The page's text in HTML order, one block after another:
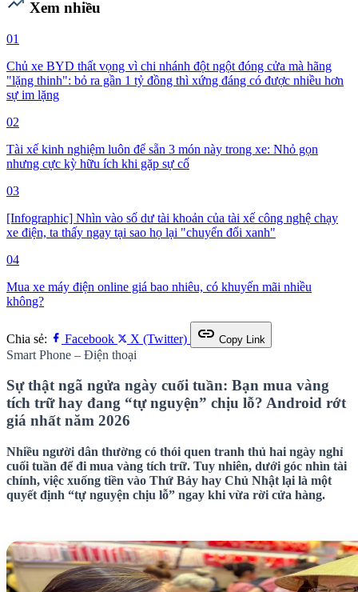
Xem nhiều
01
Chủ xe BYD thất vọng vì chi nhánh đột ngột đóng cửa mà hãng
"lặng thinh": bỏ ra gần 1 tỷ đồng thì xứng đáng có được nhiều hơn
sự im lặng
02
Tài xế kinh nghiệm luôn để sẵn 3 món này trong xe: Nhỏ gọn
nhưng cực kỳ hữu ích khi gặp sự cố
03
[Infographic] Nhìn vào số dư tài khoản của tài xế công nghệ chạy
xe điện, ta thấy ngay tại sao họ lại "chuyển đổi xanh"
04
Mua xe máy điện online giá bao nhiêu, có khuyến mãi nhiều
không?
Chia sẻ: Facebook X (Twitter) link Copy Link
Smart Phone – Điện thoại
Sự thật ngã ngửa ngày cuối tuần: Bạn mua vàng
tích trữ hay đang “tự nguyện” chịu lỗ? Android rớt
giá nhất năm 2026
Nhiều người dân thường có thói quen tranh thủ hai ngày nghỉ
cuối tuần để đi mua vàng tích trữ. Tuy nhiên, dưới góc nhìn tài
chính, việc xuống tiền vào Thứ Bảy hay Chủ Nhật lại là một
quyết định “tự nguyện chịu lỗ” ngay khi vừa rời cửa hàng.